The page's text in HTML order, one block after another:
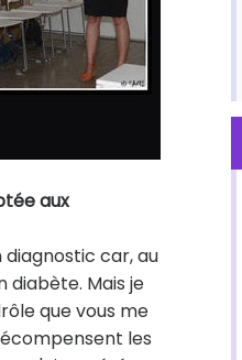
aux
diagnostic car, au
diabète. Mais je
que vous me
les